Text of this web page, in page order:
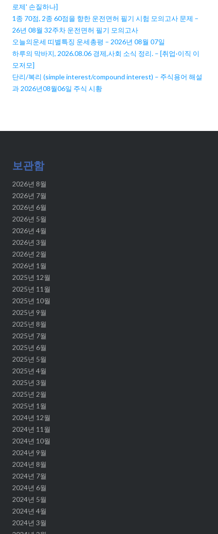
로제' 손질하나]
1종 70점, 2종 60점을 향한 운전면허 필기 시험 모의고사 문제 –
26년 08월 32주차 운전면허 필기 모의고사
오늘의운세 띠별특징 운세총평 – 2026년 08월 07일
하루의 막바지, 2026.08.06 경제,사회 소식 정리. – [취업·이직 이
모저모]
단리/복리 (simple interest/compound interest) – 주식용어 해설
과 2026년08월06일 주식 시황
보관함
2026년 8월
2026년 7월
2026년 6월
2026년 5월
2026년 4월
2026년 3월
2026년 2월
2026년 1월
2025년 12월
2025년 11월
2025년 10월
2025년 9월
2025년 8월
2025년 7월
2025년 6월
2025년 5월
2025년 4월
2025년 3월
2025년 2월
2025년 1월
2024년 12월
2024년 11월
2024년 10월
2024년 9월
2024년 8월
2024년 7월
2024년 6월
2024년 5월
2024년 4월
2024년 3월